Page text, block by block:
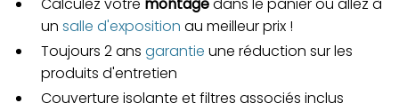
un salle d'exposition au meilleur prix !
Toujours 2 ans garantie une réduction sur les
produits d'entretien
Couverture isolante et filtres associés inclus